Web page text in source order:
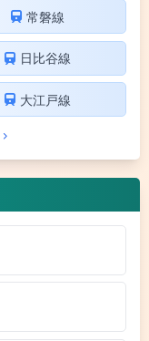
常磐線
日比谷線
大江戸線